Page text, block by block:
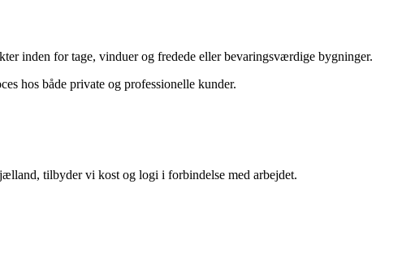
inden for tage, vinduer og fredede eller bevaringsværdige bygninger.
hos både private og professionelle kunder.
tilbyder vi kost og logi i forbindelse med arbejdet.